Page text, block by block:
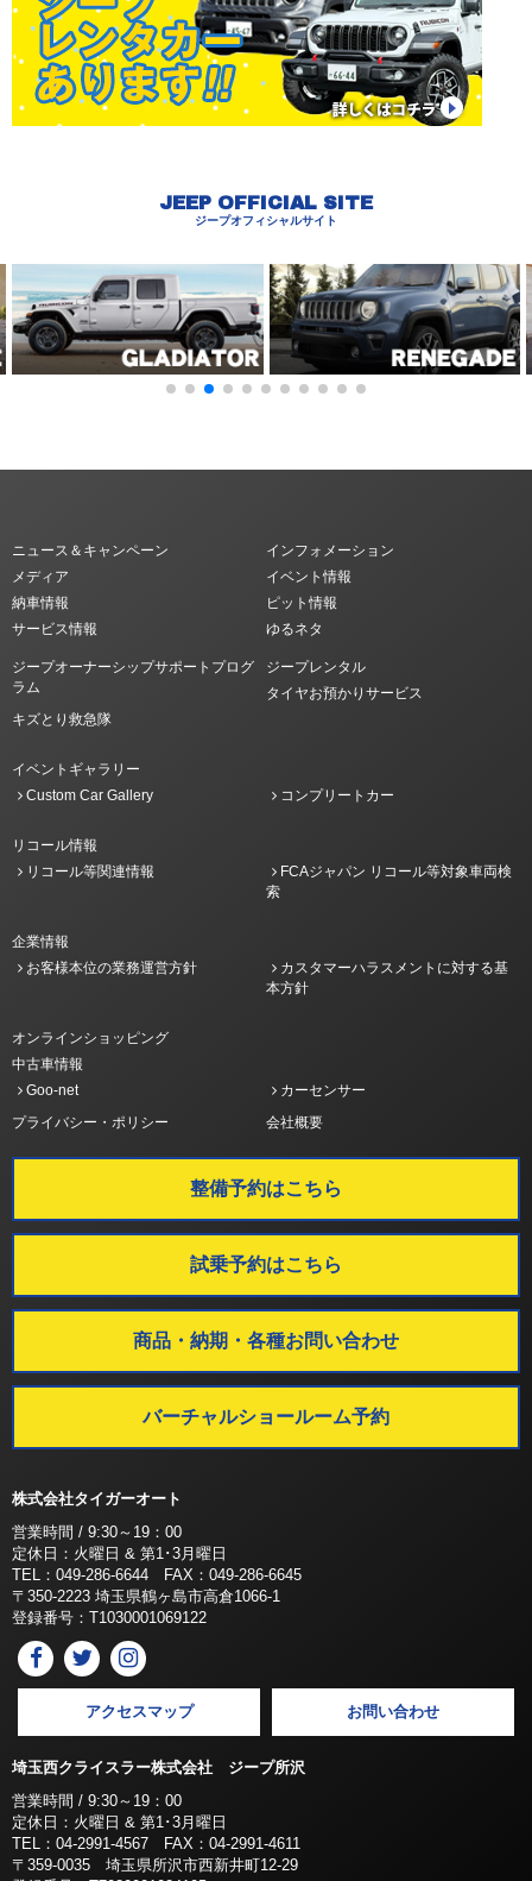
JEEP OFFICIAL SITE
ジープオフィシャルサイト
ニュース＆キャンペーン
インフォメーション
メディア
イベント情報
納車情報
ピット情報
サービス情報
ゆるネタ
ジープオーナーシップサポートプログ
ラム
ジープレンタル
タイヤお預かりサービス
キズとり救急隊
イベントギャラリー
Custom Car Gallery
コンプリートカー
リコール情報
リコール等関連情報
FCAジャパン リコール等対象車両検
索
企業情報
お客様本位の業務運営方針
カスタマーハラスメントに対する基
本方針
オンラインショッピング
中古車情報
Goo-net
カーセンサー
プライバシー・ポリシー
会社概要
整備予約はこちら
試乗予約はこちら
商品・納期・各種お問い合わせ
バーチャルショールーム予約
株式会社タイガーオート
営業時間 / 9:30～19：00
定休日：火曜日 & 第1･3月曜日
TEL：049-286-6644 FAX：049-286-6645
〒350-2223 埼玉県鶴ヶ島市高倉1066-1
登録番号：T1030001069122
アクセスマップ お問い合わせ
埼玉西クライスラー株式会社 ジープ所沢
営業時間 / 9:30～19：00
定休日：火曜日 & 第1･3月曜日
TEL：04-2991-4567 FAX：04-2991-4611
〒359-0035 埼玉県所沢市西新井町12-29